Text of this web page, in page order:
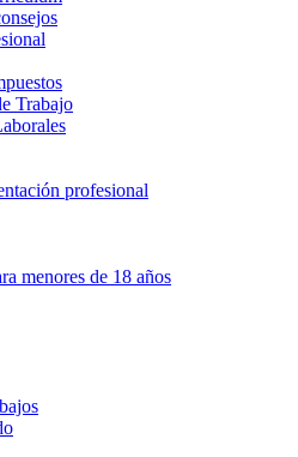
Trabajo
profesional
menores de 18 años